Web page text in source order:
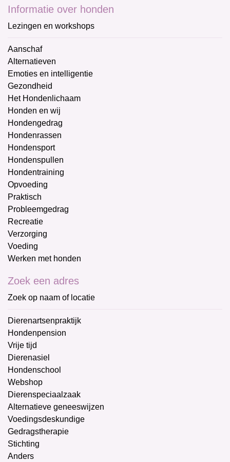
Informatie over honden
Lezingen en workshops
Aanschaf
Alternatieven
Emoties en intelligentie
Gezondheid
Het Hondenlichaam
Honden en wij
Hondengedrag
Hondenrassen
Hondensport
Hondenspullen
Hondentraining
Opvoeding
Praktisch
Probleemgedrag
Recreatie
Verzorging
Voeding
Werken met honden
Zoek een adres
Zoek op naam of locatie
Dierenartsenpraktijk
Hondenpension
Vrije tijd
Dierenasiel
Hondenschool
Webshop
Dierenspeciaalzaak
Alternatieve geneeswijzen
Voedingsdeskundige
Gedragstherapie
Stichting
Anders